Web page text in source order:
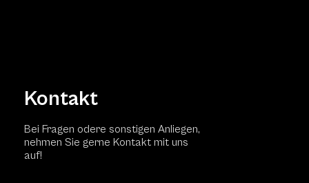
Kontakt
Bei Fragen odere sonstigen Anliegen,
nehmen Sie gerne Kontakt mit uns
auf!